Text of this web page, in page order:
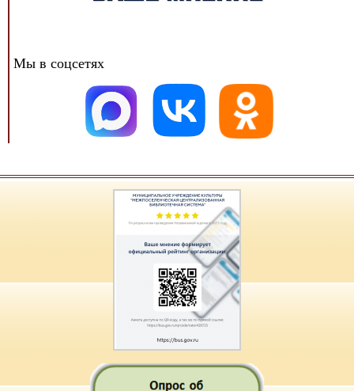
Мы в соцсетях